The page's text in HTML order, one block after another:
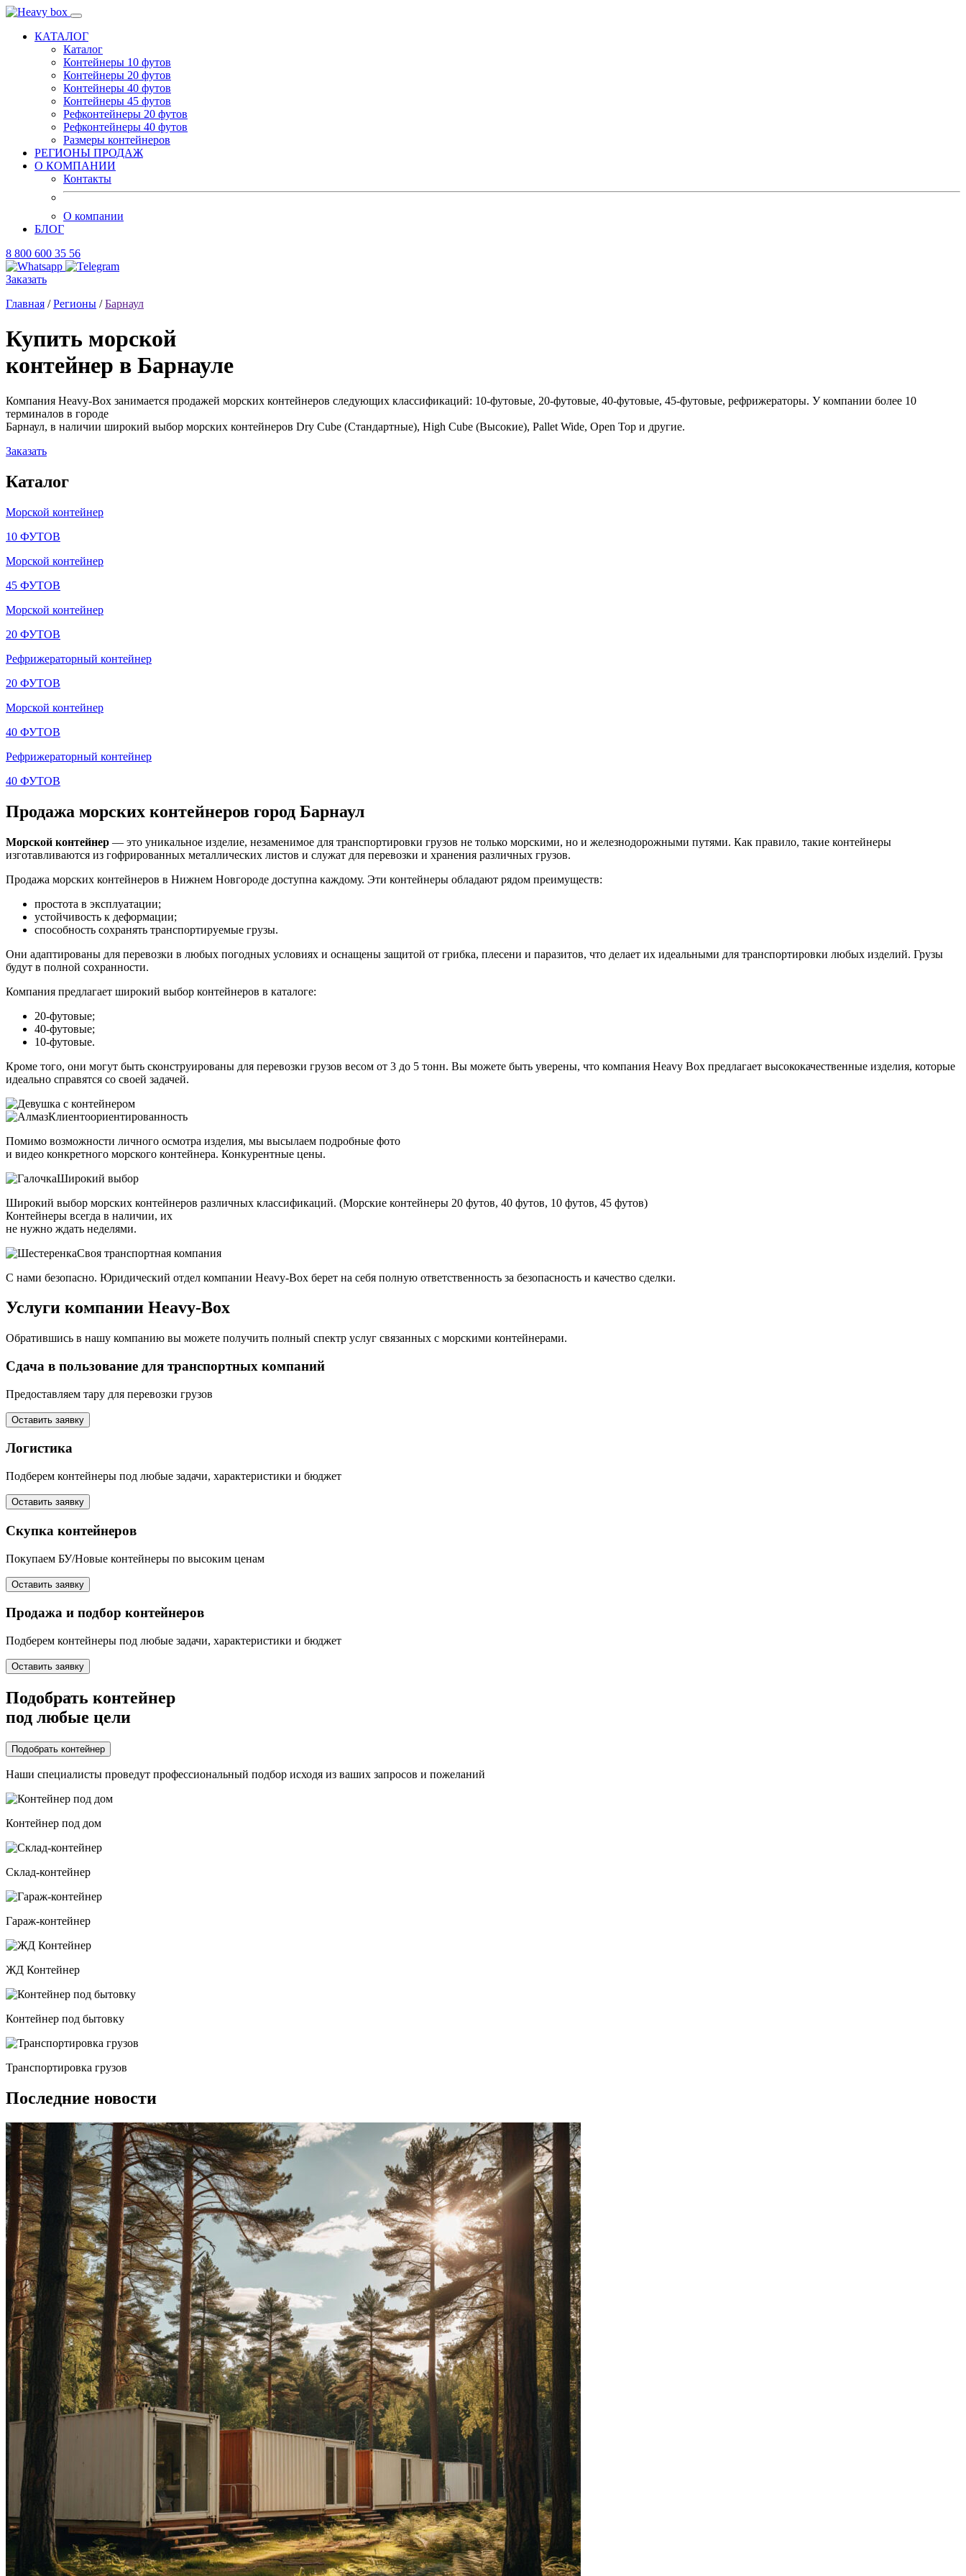
КАТАЛОГ
Каталог
Контейнеры 10 футов
Контейнеры 20 футов
Контейнеры 40 футов
Контейнеры 45 футов
Рефконтейнеры 20 футов
Рефконтейнеры 40 футов
Размеры контейнеров
РЕГИОНЫ ПРОДАЖ
О КОМПАНИИ
Контакты
О компании
БЛОГ
8 800 600 35 56
Заказать
Главная /Регионы /Барнаул
Купить морской
контейнер в Барнауле
Компания Heavy-Box занимается продажей морских контейнеров следующих классификаций: 10-футовые, 20-футовые, 40-футовые, 45-футовые, рефрижераторы. У компании более 10
терминалов в городе
Барнаул, в наличии широкий выбор морских контейнеров Dry Cube (Стандартные), High Cube (Высокие), Pallet Wide, Open Top и другие.
Заказать
Каталог
Морской контейнер
10 ФУТОВ
Морской контейнер
45 ФУТОВ
Морской контейнер
20 ФУТОВ
Рефрижераторный контейнер
20 ФУТОВ
Морской контейнер
40 ФУТОВ
Рефрижераторный контейнер
40 ФУТОВ
Продажа морских контейнеров город Барнаул
Морской контейнер — это уникальное изделие, незаменимое для транспортировки грузов не только морскими, но и железнодорожными путями. Как правило, такие контейнеры
изготавливаются из гофрированных металлических листов и служат для перевозки и хранения различных грузов.
Продажа морских контейнеров в Нижнем Новгороде доступна каждому. Эти контейнеры обладают рядом преимуществ:
простота в эксплуатации;
устойчивость к деформации;
способность сохранять транспортируемые грузы.
Они адаптированы для перевозки в любых погодных условиях и оснащены защитой от грибка, плесени и паразитов, что делает их идеальными для транспортировки любых изделий. Грузы
будут в полной сохранности.
Компания предлагает широкий выбор контейнеров в каталоге:
20-футовые;
40-футовые;
10-футовые.
Кроме того, они могут быть сконструированы для перевозки грузов весом от 3 до 5 тонн. Вы можете быть уверены, что компания Heavy Box предлагает высококачественные изделия, которые
идеально справятся со своей задачей.
Клиентоориентированность
Помимо возможности личного осмотра изделия, мы высылаем подробные фото
и видео конкретного морского контейнера. Конкурентные цены.
Широкий выбор
Широкий выбор морских контейнеров различных классификаций. (Морские контейнеры 20 футов, 40 футов, 10 футов, 45 футов)
Контейнеры всегда в наличии, их
не нужно ждать неделями.
Своя транспортная компания
С нами безопасно. Юридический отдел компании Heavy-Box берет на себя полную ответственность за безопасность и качество сделки.
Услуги компании Heavy-Box
Обратившись в нашу компанию вы можете получить полный спектр услуг связанных с морскими контейнерами.
Сдача в пользование для транспортных компаний
Предоставляем тару для перевозки грузов
Оставить заявку
Логистика
Подберем контейнеры под любые задачи, характеристики и бюджет
Оставить заявку
Скупка контейнеров
Покупаем БУ/Новые контейнеры по высоким ценам
Оставить заявку
Продажа и подбор контейнеров
Подберем контейнеры под любые задачи, характеристики и бюджет
Оставить заявку
Подобрать контейнер
под любые цели
Подобрать контейнер
Наши специалисты проведут профессиональный подбор исходя из ваших запросов и пожеланий
Контейнер под дом
Склад-контейнер
Гараж-контейнер
ЖД Контейнер
Контейнер под бытовку
Транспортировка грузов
Последние новости